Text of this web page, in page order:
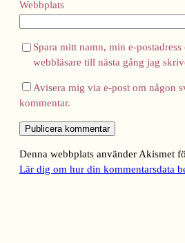
Webbplats
Spara mitt namn, min e-
webbläsare till nästa gång jag
Avisera mig via e-post om någon
kommentar.
Denna webbplats använder Akismet
Lär dig om hur din kommentarsdata